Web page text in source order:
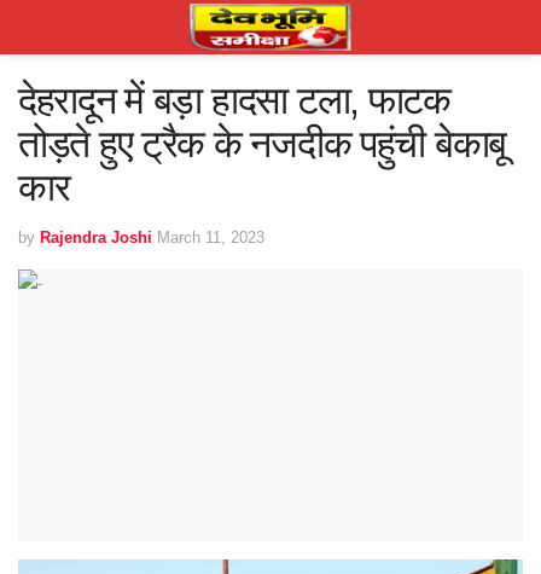
देहरादून में बड़ा हादसा टला, फाटक
तोड़ते हुए ट्रैक के नजदीक पहुंची बेकाबू
कार
by Rajendra Joshi March 11, 2023